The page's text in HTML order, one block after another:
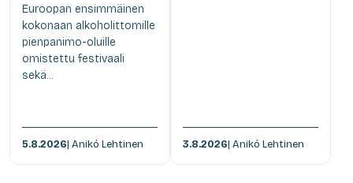
Euroopan ensimmäinen
kokonaan alkoholittomille
pienpanimo-oluille
omistettu festivaali
sekä...
5.8.2026| Anikó Lehtinen 3.8.2026| Anikó Lehtinen